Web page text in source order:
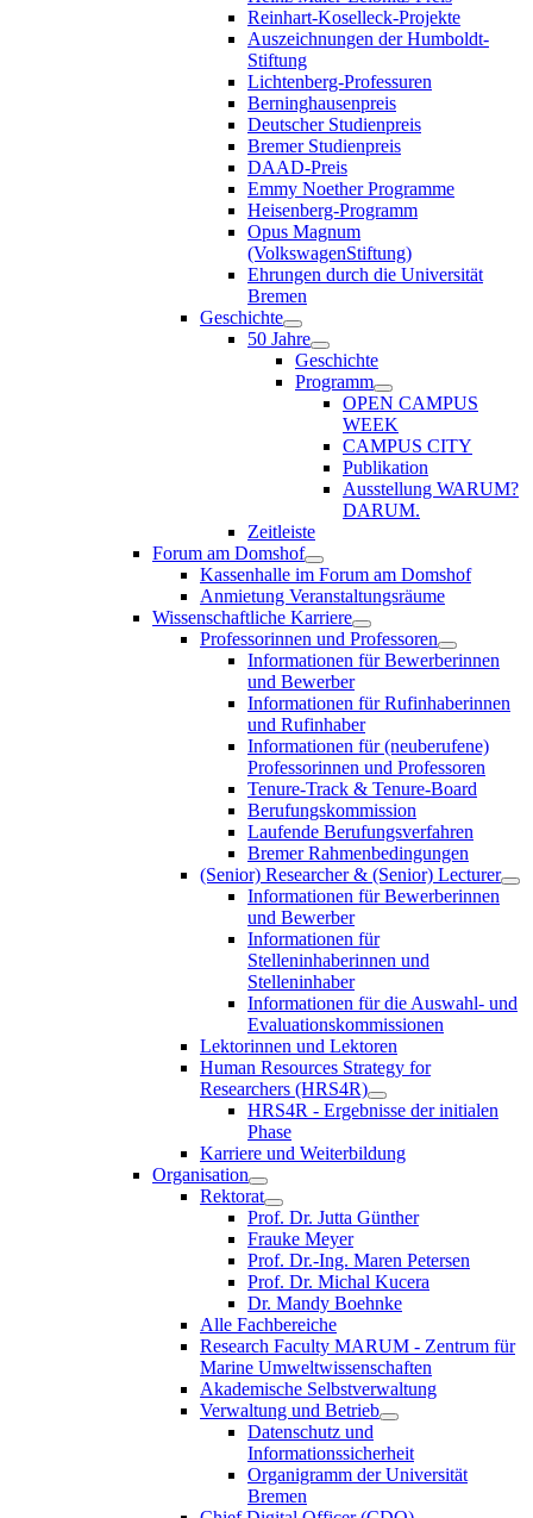
Reinhart-Koselleck-Projekte
Auszeichnungen der Humboldt-
Stiftung
Lichtenberg-Professuren
Berninghausenpreis
Deutscher Studienpreis
Bremer Studienpreis
DAAD-Preis
Emmy Noether Programme
Heisenberg-Programm
Opus Magnum
(VolkswagenStiftung)
Ehrungen durch die Universität
Bremen
Geschichte
50 Jahre
Geschichte
Programm
OPEN CAMPUS
WEEK
CAMPUS CITY
Publikation
Ausstellung WARUM?
DARUM.
Zeitleiste
Forum am Domshof
Kassenhalle im Forum am Domshof
Anmietung Veranstaltungsräume
Wissenschaftliche Karriere
Professorinnen und Professoren
Informationen für Bewerberinnen
und Bewerber
Informationen für Rufinhaberinnen
und Rufinhaber
Informationen für (neuberufene)
Professorinnen und Professoren
Tenure-Track & Tenure-Board
Berufungskommission
Laufende Berufungsverfahren
Bremer Rahmenbedingungen
(Senior) Researcher & (Senior) Lecturer
Informationen für Bewerberinnen
und Bewerber
Informationen für
Stelleninhaberinnen und
Stelleninhaber
Informationen für die Auswahl- und
Evaluationskommissionen
Lektorinnen und Lektoren
Human Resources Strategy for
Researchers (HRS4R)
HRS4R - Ergebnisse der initialen
Phase
Karriere und Weiterbildung
Organisation
Rektorat
Prof. Dr. Jutta Günther
Frauke Meyer
Prof. Dr.-Ing. Maren Petersen
Prof. Dr. Michal Kucera
Dr. Mandy Boehnke
Alle Fachbereiche
Research Faculty MARUM - Zentrum für
Marine Umweltwissenschaften
Akademische Selbstverwaltung
Verwaltung und Betrieb
Datenschutz und
Informationssicherheit
Organigramm der Universität
Bremen